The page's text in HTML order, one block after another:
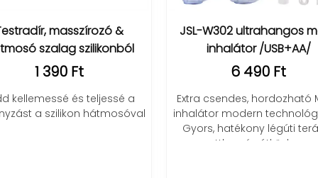
a
JSL-W302 ultrahangos mesh
inhalátor /USB+AA/
Extra csendes, hordozható MESH
inhalátor modern technológiával.
Gyors, hatékony légúti terápia
Élvezd
Comfytemp
fűtési
gyors